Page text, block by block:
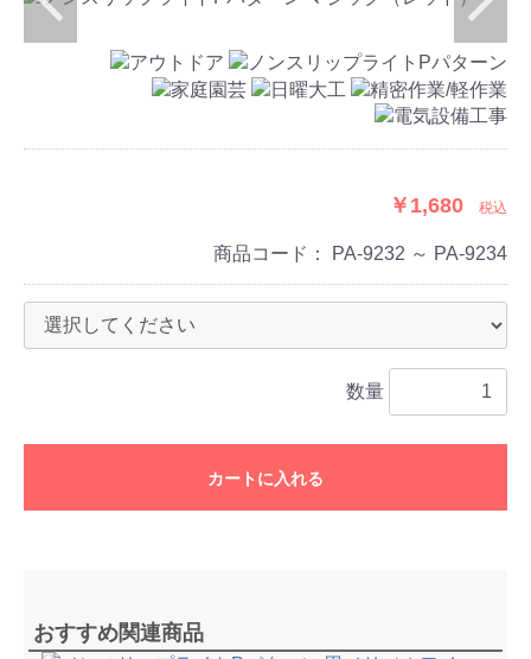
￥1,680 税込
商品コード： PA-9232 ～ PA-9234
数量
カートに入れる
おすすめ関連商品